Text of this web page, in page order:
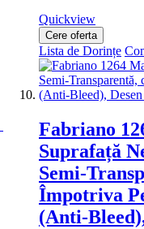
Quickview
Cere oferta
Lista de Dorințe
Fabriano
Suprafață
Împotriva